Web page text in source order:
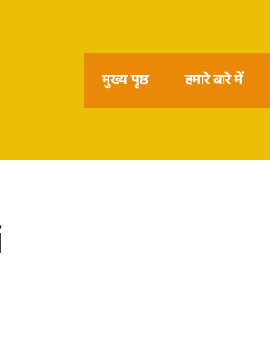
मुख्य पृष्ठ हमारे बारे में